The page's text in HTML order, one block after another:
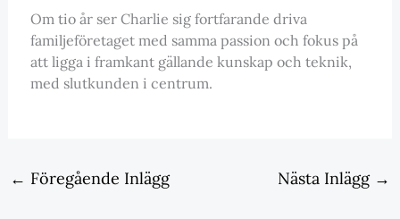
Om tio år ser Charlie sig fortfarande driva
familjeföretaget med samma passion och fokus på
att ligga i framkant gällande kunskap och teknik,
med slutkunden i centrum.
← Föregående Inlägg Nästa Inlägg →